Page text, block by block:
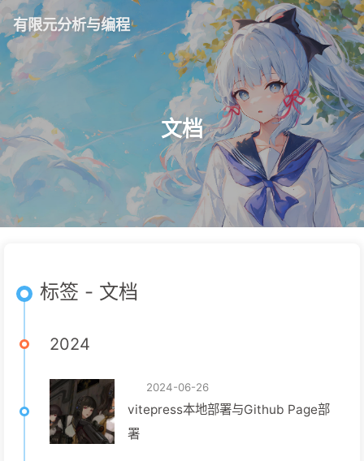
有限元分析与编程
文档
标签 - 文档
2024
2024-06-26
vitepress本地部署与Github Page部
署